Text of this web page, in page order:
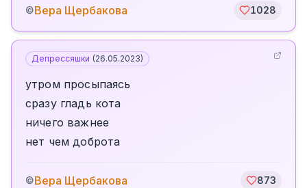
©Вера Щербакова 1028
Депрессяшки (26.05.2023)
утром просыпаясь
сразу гладь кота
ничего важнее
нет чем доброта
©Вера Щербакова 873